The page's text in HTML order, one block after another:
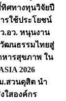
ทิศทางทุนวิจัยปี
รใช้ประโยชน์
.อว. หนุนงาน
ฒนธรรมไทยสู่
หารสุขภาพ ใน
2026
.สวนดุสิต นำ
ใสองค์กร